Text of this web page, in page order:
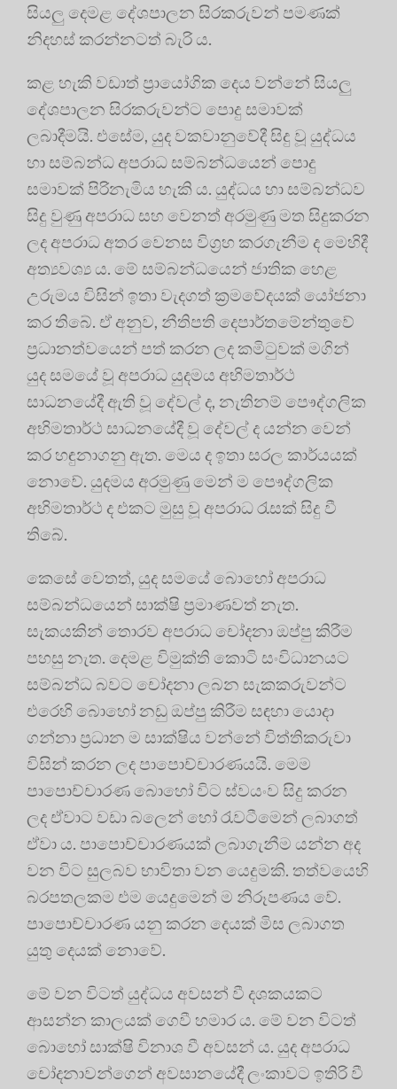
සියලු දෙමළ දේශපාලන සිරකරුවන් පමණක්
නිදහස් කරන්නටත් බැරි ය.
කළ හැකි වඩාත් ප්‍රායෝගික දෙය වන්නේ සියලු
දේශපාලන සිරකරුවන්ට පොදු සමාවක්
ලබාදීමයි. එසේම, යුද වකවානුවේදී සිදු වූ යුද්ධය
හා සම්බන්ධ අපරාධ සම්බන්ධයෙන් පොදු
සමාවක් පිරිනැමිය හැකි ය. යුද්ධය හා සම්බන්ධව
සිදු වුණු අපරාධ සහ වෙනත් අරමුණු මත සිදුකරන
ලද අපරාධ අතර වෙනස විග්‍ර‍හ කරගැනීම ද මෙහිදී
අත්‍යවශ්‍ය ය. මේ සම්බන්ධයෙන් ජාතික හෙළ
උරුමය විසින් ඉතා වැදගත් ක්‍ර‍මවේදයක් යෝජනා
කර තිබේ. ඒ අනුව, නීතිපති දෙපාර්තමේන්තුවේ
ප්‍ර‍ධානත්වයෙන් පත් කරන ලද කමිටුවක් මගින්
යුද සමයේ වූ අපරාධ යුදමය අභිමතාර්ථ
සාධනයේදී ඇති වූ දේවල් ද, නැතිනම් පෞද්ගලික
අභිමතාර්ථ සාධනයේදී වූ දේවල් ද යන්න වෙන්
කර හඳුනාගනු ඇත. මෙය ද ඉතා සරල කාර්යයක්
නොවේ. යුදමය අරමුණු මෙන් ම පෞද්ගලික
අභිමතාර්ථ ද එකට මුසු වූ අපරාධ රැසක් සිදු වී
තිබේ.
කෙසේ වෙතත්, යුද සමයේ බොහෝ අපරාධ
සම්බන්ධයෙන් සාක්ෂි ප්‍ර‍මාණවත් නැත.
සැකයකින් තොරව අපරාධ චෝදනා ඔප්පු කිරීම
පහසු නැත. දෙමළ විමුක්ති කොටි සංවිධානයට
සම්බන්ධ බවට චෝදනා ලබන සැකකරුවන්ට
එරෙහි බොහෝ නඩු ඔප්පු කිරීම සඳහා යොදා
ගන්නා ප්‍ර‍ධාන ම සාක්ෂිය වන්නේ විත්තිකරුවා
විසින් කරන ලද පාපොච්චාරණයයි. මෙම
පාපොච්චාරණ බොහෝ විට ස්වයංව සිදු කරන
ලද ඒවාට වඩා බලෙන් හෝ රැවටීමෙන් ලබාගත්
ඒවා ය. පාපොච්චාරණයක් ලබාගැනීම යන්න අද
වන විට සුලබව භාවිතා වන යෙදුමකි. තත්වයෙහි
බරපතලකම එම යෙදුමෙන් ම නිරූපණය වේ.
පාපොච්චාරණ යනු කරන දෙයක් මිස ලබාගත
යුතු දෙයක් නොවේ.
මේ වන විටත් යුද්ධය අවසන් වී දශකයකට
ආසන්න කාලයක් ගෙවී හමාර ය. මේ වන විටත්
බොහෝ සාක්ෂි විනාශ වී අවසන් ය. යුද අපරාධ
චෝදනාවන්ගෙන් අවසානයේදී ලංකාවට ඉතිරි වී